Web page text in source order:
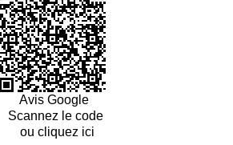
Avis Google
Scannez le code
ou cliquez ici